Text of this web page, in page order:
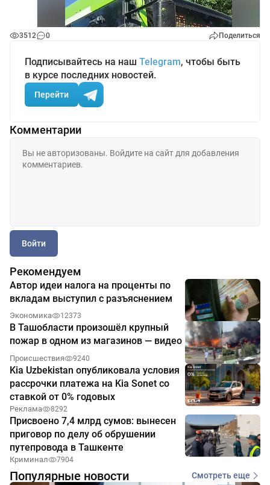
3512 0 Поделиться
Подписывайтесь на наш Telegram, чтобы быть
в курсе последних новостей.
Перейти
Комментарии
Войти
Рекомендуем
Автор идеи налога на проценты по
вкладам выступил с разъяснением
Экономика 12373
В Ташобласти произошёл крупный
пожар в одном из магазинов — видео
Происшествия 9240
Kia Uzbekistan опубликовала условия
рассрочки платежа на Kia Sonet со
ставкой от 0% годовых
Реклама 8292
Присвоено 7,4 млрд сумов: вынесен
приговор по делу об обрушении
путепровода в Ташкенте
Криминал 7904
Популярные новости Смотреть еще